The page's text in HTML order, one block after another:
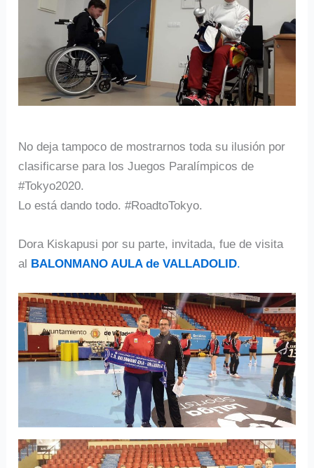
No deja tampoco de mostrarnos toda su ilusión por
clasificarse para los Juegos Paralímpicos de
#Tokyo2020.
Lo está dando todo. #RoadtoTokyo.
Dora Kiskapusi por su parte, invitada, fue de visita
al BALONMANO AULA de VALLADOLID.